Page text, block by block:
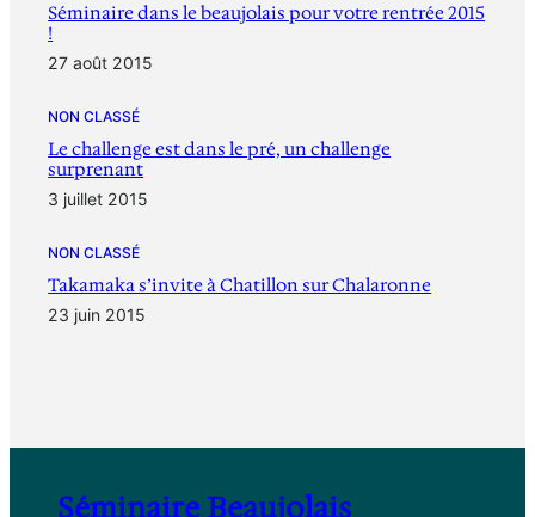
Séminaire dans le beaujolais pour votre rentrée 2015
!
27 août 2015
NON CLASSÉ
Le challenge est dans le pré, un challenge
surprenant
3 juillet 2015
NON CLASSÉ
Takamaka s’invite à Chatillon sur Chalaronne
23 juin 2015
Séminaire Beaujolais